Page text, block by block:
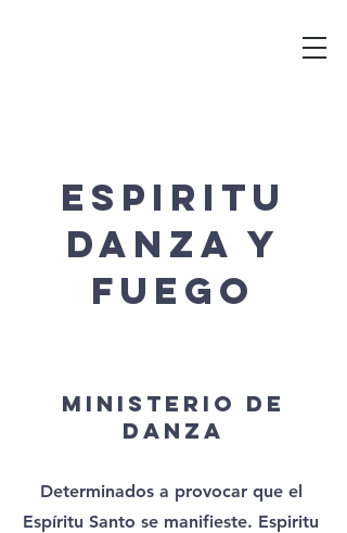
ESPIRITU
DANZA Y
FUEGO
MINISTERIO DE
DANZA
Determinados a provocar que el
Espíritu Santo se manifieste. Espiritu